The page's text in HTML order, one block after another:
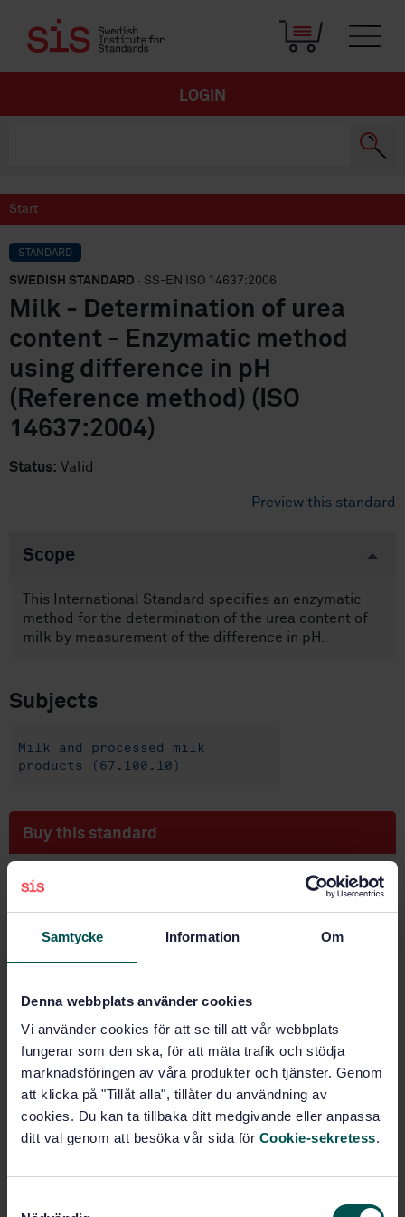
Samtycke Information Om
Denna webbplats använder cookies
Vi använder cookies för att se till att vår webbplats
fungerar som den ska, för att mäta trafik och stödja
marknadsföringen av våra produkter och tjänster. Genom
att klicka på "Tillåt alla", tillåter du användning av
cookies. Du kan ta tillbaka ditt medgivande eller anpassa
ditt val genom att besöka vår sida för Cookie-sekretess.
LOGIN
Start
STANDARD
SWEDISH STANDARD · SS-EN ISO 14637:2006
Milk - Determination of urea
content - Enzymatic method
using difference in pH
(Reference method) (ISO
14637:2004)
Status: Valid
Preview this standard
Scope
This International Standard specifies an enzymatic
method for the determination of the urea content of
milk by measurement of the difference in pH.
Subjects
Milk and processed milk
products (67.100.10)
Buy this standard
STANDARD
Milk - Determination of urea content - Enzymatic
method using difference in pH (Reference method)
(ISO 14637:2004)
Subscribe on standards - Read more
Price:943 SEK
PDF
Add to cart
Show more